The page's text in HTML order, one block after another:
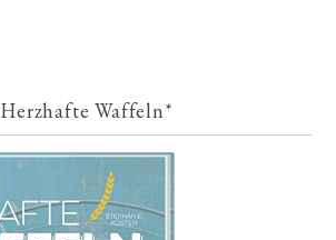
Herzhafte Waffeln*